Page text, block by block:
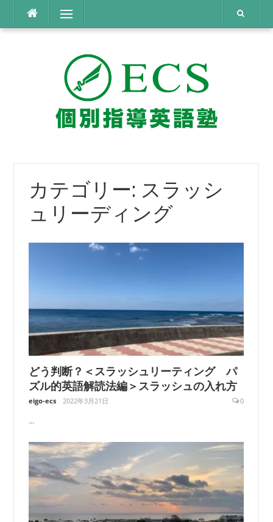
テ
メニュー
カテゴリー: スラッシ
ュリーディング
どう判断？＜スラッシュリーティング パ
ズル的英語解読法編＞スラッシュの入れ方
eigo-ecs 2022年3月21日 0
...